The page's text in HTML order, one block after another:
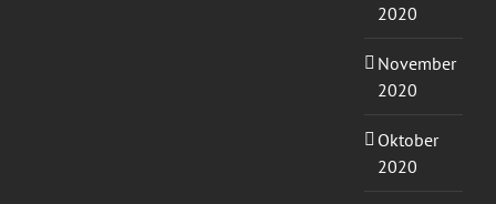
2020
November
2020
Oktober
2020